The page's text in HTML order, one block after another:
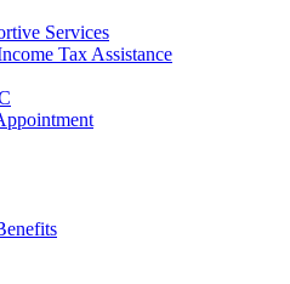
Services
Tax Assistance